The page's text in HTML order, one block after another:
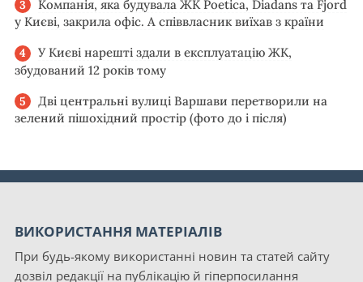
Компанія, яка будувала ЖК Poetica, Diadans та Fjord
у Києві, закрила офіс. А співвласник виїхав з країни
У Києві нарешті здали в експлуатацію ЖК,
збудований 12 років тому
Дві центральні вулиці Варшави перетворили на
зелений пішохідний простір (фото до і після)
ВИКОРИСТАННЯ МАТЕРІАЛІВ
При будь-якому використанні новин та статей сайту
дозвіл редакції на публікацію й гіперпосилання